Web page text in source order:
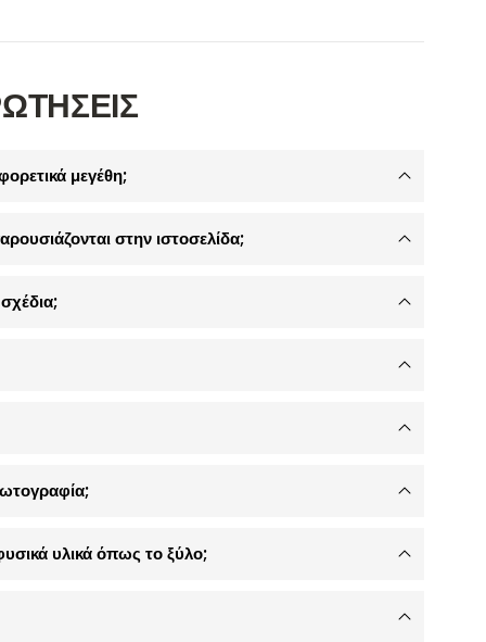
μεγέθη;
στην ιστοσελίδα;
υλικά όπως το ξύλο;